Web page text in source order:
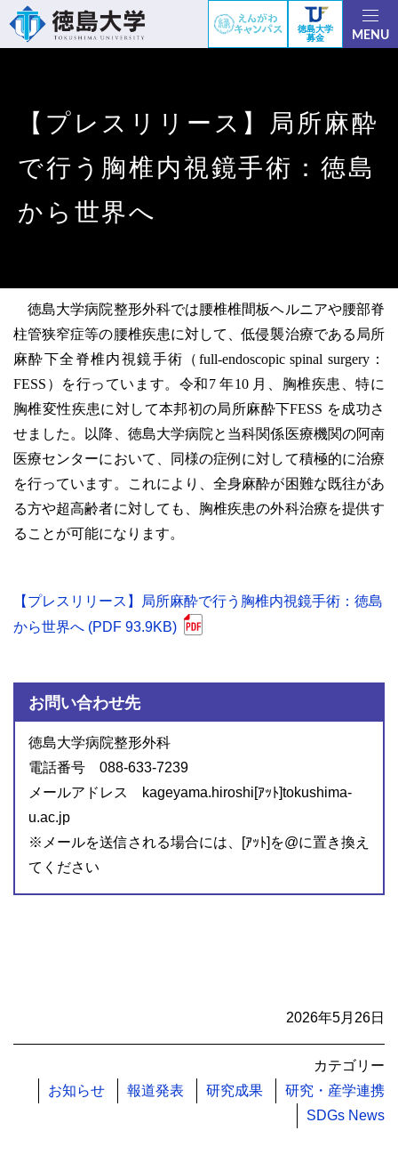
徳島大学
募金
MENU
【プレスリリース】局所麻酔
で行う胸椎内視鏡手術：徳島
から世界へ
徳島大学病院整形外科では腰椎椎間板ヘルニアや腰部脊
柱管狭窄症等の腰椎疾患に対して、低侵襲治療である局所
麻酔下全脊椎内視鏡手術（full-endoscopic spinal surgery：
FESS）を行っています。令和7 年10 月、胸椎疾患、特に
胸椎変性疾患に対して本邦初の局所麻酔下FESS を成功さ
せました。以降、徳島大学病院と当科関係医療機関の阿南
医療センターにおいて、同様の症例に対して積極的に治療
を行っています。これにより、全身麻酔が困難な既往があ
る方や超高齢者に対しても、胸椎疾患の外科治療を提供す
ることが可能になります。
【プレスリリース】局所麻酔で行う胸椎内視鏡手術：徳島
から世界へ (PDF 93.9KB)
お問い合わせ先
徳島大学病院整形外科
電話番号 088-633-7239
メールアドレス kageyama.hiroshi[ｱｯﾄ]tokushima-
u.ac.jp
※メールを送信される場合には、[ｱｯﾄ]を@に置き換え
てください
2026年5月26日
カテゴリー
お知らせ
報道発表 研究成果
研究・産学連携
SDGs News